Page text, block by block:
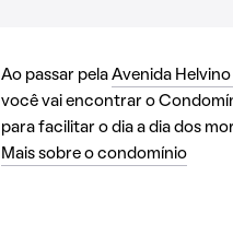
Ao passar pela Avenida
você vai encontrar o
para facilitar o dia a dia dos
Mais sobre o condomínio